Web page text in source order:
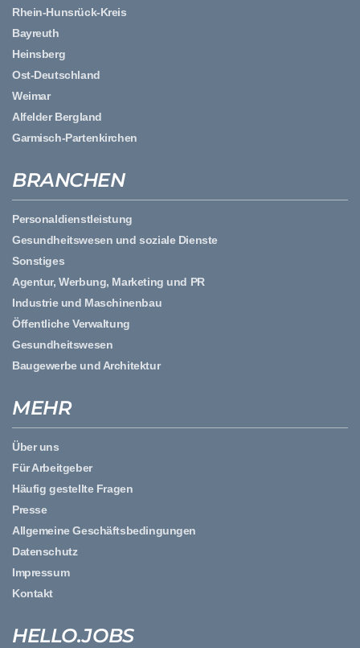
Rhein-Hunsrück-Kreis
Bayreuth
Heinsberg
Ost-Deutschland
Weimar
Alfelder Bergland
Garmisch-Partenkirchen
BRANCHEN
Personaldienstleistung
Gesundheitswesen und soziale Dienste
Sonstiges
Agentur, Werbung, Marketing und PR
Industrie und Maschinenbau
Öffentliche Verwaltung
Gesundheitswesen
Baugewerbe und Architektur
MEHR
Über uns
Für Arbeitgeber
Häufig gestellte Fragen
Presse
Allgemeine Geschäftsbedingungen
Datenschutz
Impressum
Kontakt
HELLO.JOBS